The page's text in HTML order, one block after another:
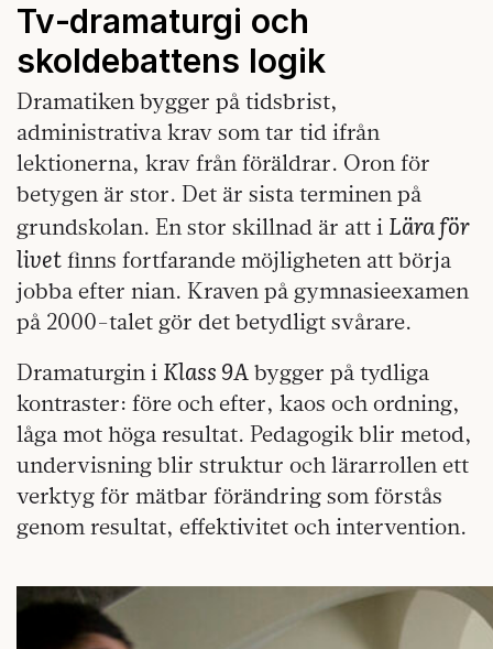
Tv‑dramaturgi och
skoldebattens logik
Dramatiken bygger på tidsbrist,
administrativa krav som tar tid ifrån
lektionerna, krav från föräldrar. Oron för
betygen är stor. Det är sista terminen på
grundskolan. En stor skillnad är att i Lära för
livet finns fortfarande möjligheten att börja
jobba efter nian. Kraven på gymnasieexamen
på 2000-talet gör det betydligt svårare.
Dramaturgin i Klass 9A bygger på tydliga
kontraster: före och efter, kaos och ordning,
låga mot höga resultat. Pedagogik blir metod,
undervisning blir struktur och lärarrollen ett
verktyg för mätbar förändring som förstås
genom resultat, effektivitet och intervention.